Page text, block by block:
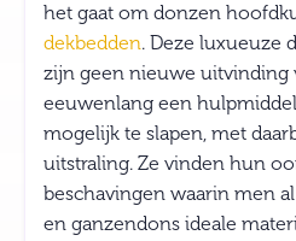
het gaat om donzen
dekbedden. Deze luxueuze
zijn geen nieuwe uitvinding
eeuwenlang een
mogelijk te slapen, met
uitstraling. Ze vinden hun
beschavingen waarin men
en ganzendons ideale